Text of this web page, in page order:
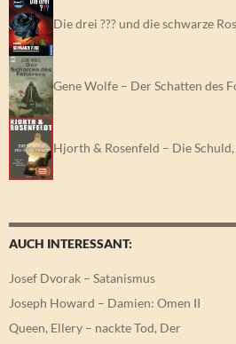
Die drei ??? und die schwarze
Gene Wolfe – Der Schatten des
Hjorth & Rosenfeld – Die
AUCH INTERESSANT:
Josef Dvorak – Satanismus
Joseph Howard – Damien: Omen II
Queen, Ellery – nackte Tod, Der